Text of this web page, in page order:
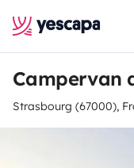
Campervan
Strasbourg (67000),